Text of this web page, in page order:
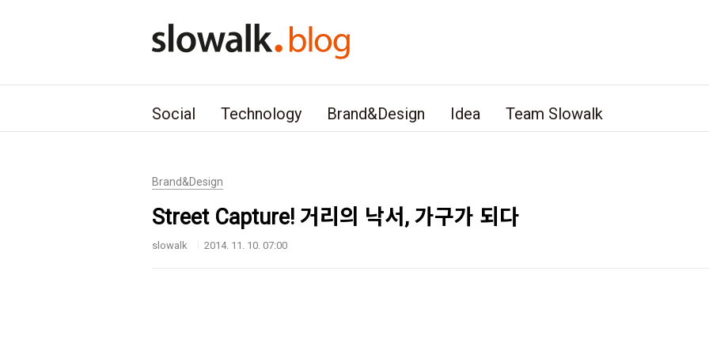
Social Technology Brand&Design Idea Team Slowalk
Brand&Design
Street Capture! 거리의 낙서, 가구가 되다
slowalk 2014. 11. 10. 07:00